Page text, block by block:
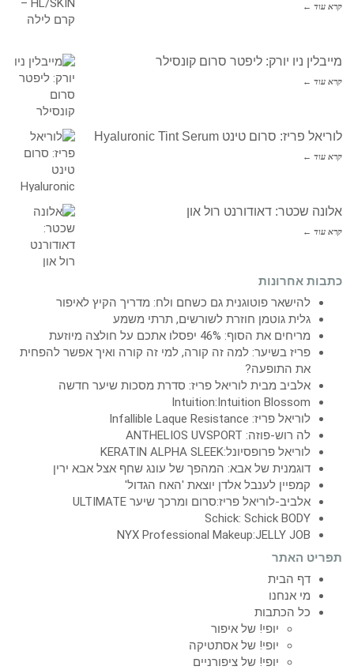
קרא עוד ←
מייבלין ניו יורק: ליפטר סרום קונסילר
קרא עוד ←
לוריאל פריז: סרום טינט Hyaluronic Tint Serum
קרא עוד ←
אלונה שכטר: דאודורנט רול און
קרא עוד ←
כתבות אחרונות
להישאר פוטוגנית גם כשחם ולח: מדריך הקיץ לאיפור
גלית גוטמן חוזרת לשורשים, תרתי משמע
מריחים את הסוף: 46% יפסלו אתכם על חולצה מיוזעת
פריז בשיער: למה זה קורה, למי זה קורה ואיך אפשר להפחית
את התופעה?
אלביב מבית לוריאל פריז: סדרת מסכות שיער חדשה
Intuition:Intuition Blossom
לוריאל פריז: Infallible Laque Resistance
לה רוש-פוזה: ANTHELIOS UVSPORT
לוריאל פרופסיונל:KERATIN ALPHA SLEEK
דוגמנית של אבא: המהפך של עונג שחף אצל אבא ירין
קמפיין לענבל אלדן יוצאת 'האח הגדול'
אלביב-לוריאל פריז:סרום ומרכך שיער ULTIMATE
Schick: Schick BODY
NYX Professional Makeup:JELLY JOB
תפריט האתר
דף הבית
מי אנחנו
כל הכתבות
יופי! של איפור
יופי! של אסתטיקה
יופי! של ציפורניים